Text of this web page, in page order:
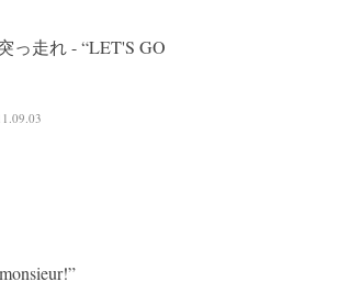
っ走れ - “LET'S GO